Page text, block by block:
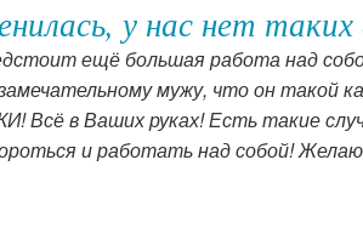
о книге для
интересна по-своему. В такой
и мудрые мысли. По-другому
говорили именно такие вещи, я